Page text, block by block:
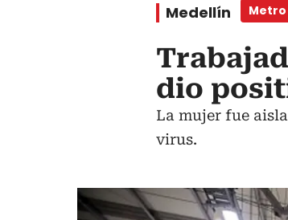
Medellín Metro
dio
La mujer fue
virus.